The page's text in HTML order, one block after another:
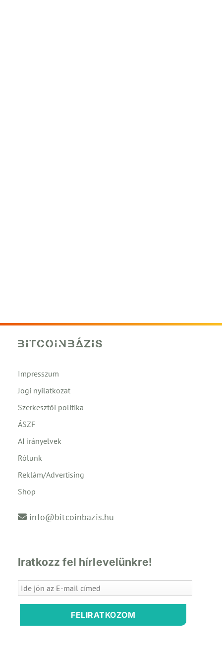
Impresszum
Jogi nyilatkozat
Szerkesztői politika
ÁSZF
AI irányelvek
Rólunk
Reklám/Advertising
Shop
info@bitcoinbazis.hu
Iratkozz fel hírlevelünkre!
FELIRATKOZOM